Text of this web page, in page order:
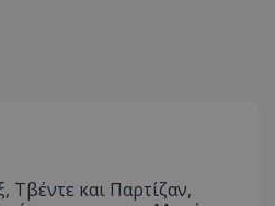
Τβέντε και Παρτίζαν,